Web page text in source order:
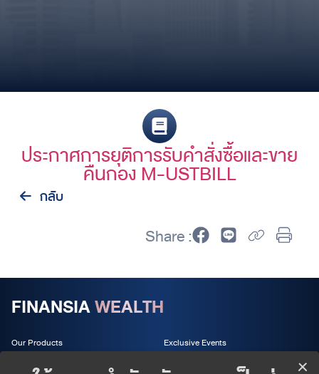
ประกาศการยุติการรับคำสั่งซื้อและขาย
คืนกอง M-USTBILL
กลับ
Share :
FINANSIAWEALTH
Our Products Exclusive Events
Wealth Services About us